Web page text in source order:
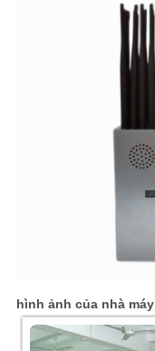
hình ảnh của nhà máy